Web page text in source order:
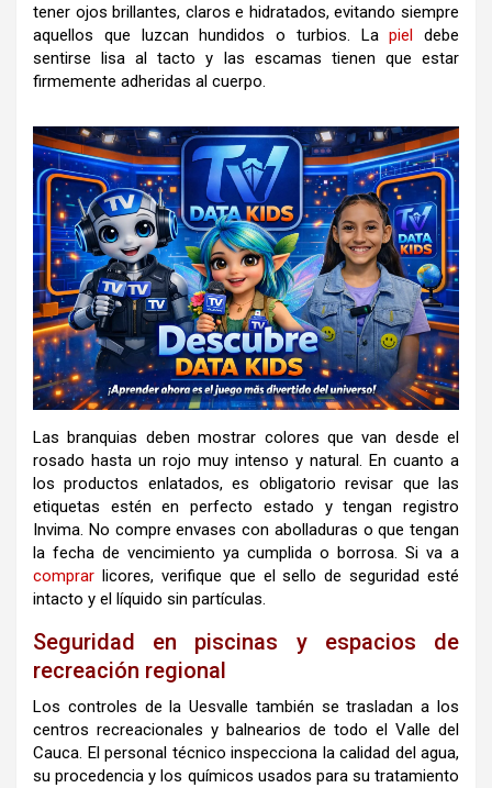
tener ojos brillantes, claros e hidratados, evitando siempre
aquellos que luzcan hundidos o turbios. Lapiel debe
sentirse lisa al tacto y las escamas tienen que estar
firmemente adheridas al cuerpo.
Las branquias deben mostrar colores que van desde el
rosado hasta un rojo muy intenso y natural. En cuanto a
los productos enlatados, es obligatorio revisar que las
etiquetas estén en perfecto estado y tengan registro
Invima. No compre envases con abolladuras o que tengan
la fecha de vencimiento ya cumplida o borrosa. Si va a
comprar licores, verifique que el sello de seguridad esté
intacto y el líquido sin partículas.
Seguridad en piscinas y espacios de
recreación regional
Los controles de la Uesvalle también se trasladan a los
centros recreacionales y balnearios de todo el Valle del
Cauca. El personal técnico inspecciona la calidad del agua,
su procedencia y los químicos usados para su tratamiento